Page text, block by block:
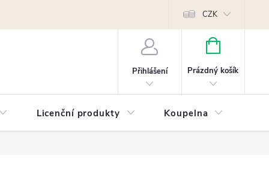
Poptávky a B2B
CZK
Přihlášení
NÁKUPNÍ
Prázdný košík
Licenční produkty Koupelna